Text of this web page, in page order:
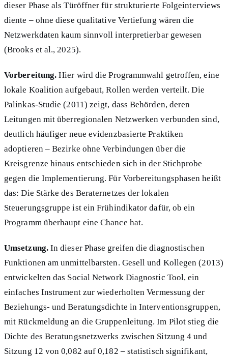
dieser Phase als Türöffner für strukturierte Folgeinterviews
diente – ohne diese qualitative Vertiefung wären die
Netzwerkdaten kaum sinnvoll interpretierbar gewesen
(Brooks et al., 2025).
Vorbereitung. Hier wird die Programmwahl getroffen, eine
lokale Koalition aufgebaut, Rollen werden verteilt. Die
Palinkas-Studie (2011) zeigt, dass Behörden, deren
Leitungen mit überregionalen Netzwerken verbunden sind,
deutlich häufiger neue evidenzbasierte Praktiken
adoptieren – Bezirke ohne Verbindungen über die
Kreisgrenze hinaus entschieden sich in der Stichprobe
gegen die Implementierung. Für Vorbereitungsphasen heißt
das: Die Stärke des Beraternetzes der lokalen
Steuerungsgruppe ist ein Frühindikator dafür, ob ein
Programm überhaupt eine Chance hat.
Umsetzung.In dieser Phase greifen die diagnostischen
Funktionen am unmittelbarsten. Gesell und Kollegen (2013)
entwickelten das Social Network Diagnostic Tool, ein
einfaches Instrument zur wiederholten Vermessung der
Beziehungs- und Beratungsdichte in Interventionsgruppen,
mit Rückmeldung an die Gruppenleitung. Im Pilot stieg die
Dichte des Beratungsnetzwerks zwischen Sitzung 4 und
Sitzung 12 von 0,082 auf 0,182 – statistisch signifikant,